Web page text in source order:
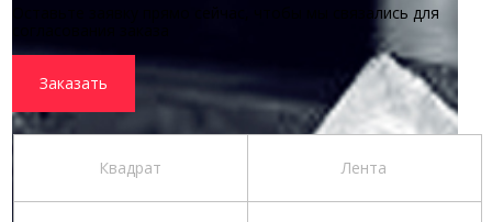
Оставьте заявку прямо сейчас, чтобы мы связались для
Заказать
Квадрат Лента